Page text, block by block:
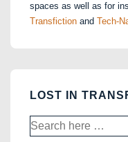
spaces as well as for
Transfiction and Tech-
LOST IN
Search
for: